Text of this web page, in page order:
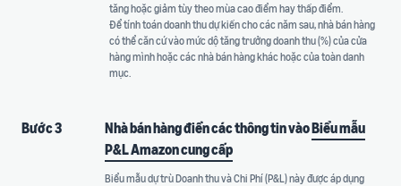
tăng hoặc giảm tùy theo mùa cao điểm hay thấp điểm.
Để tính toán doanh thu dự kiến cho các năm sau, nhà bán hàng
có thể căn cứ vào mức dộ tăng trưởng doanh thu (%) của cửa
hàng mình hoặc các nhà bán hàng khác hoặc của toàn danh
mục.
Bước 3 Nhà bán hàng điền các thông tin vàoBiểu mẫu
P&L Amazon cung cấp
Biểu mẫu dự trù Doanh thu và Chi Phí (P&L) này được áp dụng